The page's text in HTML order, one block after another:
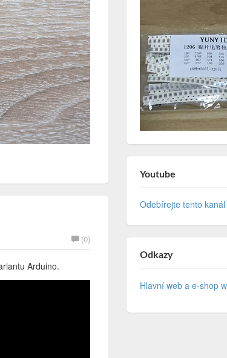
(0)
Arduino.
Youtube
Odebírejte tento kanál
Odkazy
Hlavní web a e-shop